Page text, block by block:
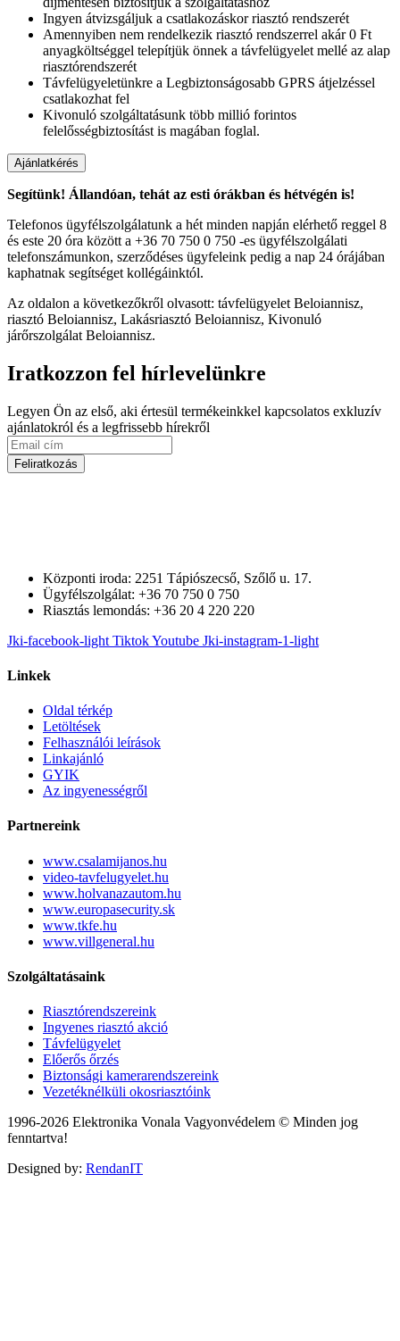
Ingyen átvizsgáljuk a csatlakozáskor riasztó rendszerét
Amennyiben nem rendelkezik riasztó rendszerrel akár 0 Ft
anyagköltséggel telepítjük önnek a távfelügyelet mellé az alap
riasztórendszerét
Távfelügyeletünkre a Legbiztonságosabb GPRS átjelzéssel
csatlakozhat fel
Kivonuló szolgáltatásunk több millió forintos
felelősségbiztosítást is magában foglal.
Segítünk! Állandóan, tehát az esti órákban és hétvégén is!
Telefonos ügyfélszolgálatunk a hét minden napján elérhető reggel 8
és este 20 óra között a +36 70 750 0 750 -es ügyfélszolgálati
telefonszámunkon, szerződéses ügyfeleink pedig a nap 24 órájában
kaphatnak segítséget kollégáinktól.
Az oldalon a következőkről olvasott: távfelügyelet Beloiannisz,
riasztó Beloiannisz, Lakásriasztó Beloiannisz, Kivonuló
járőrszolgálat Beloiannisz.
Iratkozzon fel hírlevelünkre
Legyen Ön az első, aki értesül termékeinkkel kapcsolatos exkluzív
ajánlatokról és a legfrissebb hírekről
Feliratkozás
Központi iroda: 2251 Tápiószecső, Szőlő u. 17.
Ügyfélszolgálat: +36 70 750 0 750
Riasztás lemondás: +36 20 4 220 220
Jki-facebook-light TiktokYoutube Jki-instagram-1-light
Linkek
Oldal térkép
Letöltések
Felhasználói leírások
Linkajánló
GYIK
Az ingyenességről
Partnereink
www.csalamijanos.hu
video-tavfelugyelet.hu
www.holvanazautom.hu
www.europasecurity.sk
www.tkfe.hu
www.villgeneral.hu
Szolgáltatásaink
Riasztórendszereink
Ingyenes riasztó akció
Távfelügyelet
Előerős őrzés
Biztonsági kamerarendszereink
Vezetéknélküli okosriasztóink
1996-2026 Elektronika Vonala Vagyonvédelem © Minden jog
fenntartva!
Designed by: RendanIT